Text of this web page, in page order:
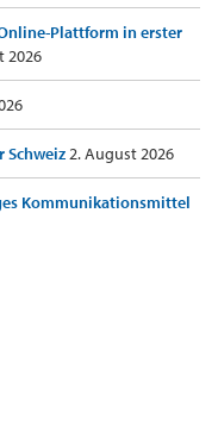
Plattform in erster
2026
Schweiz2. August 2026
Kommunikationsmittel